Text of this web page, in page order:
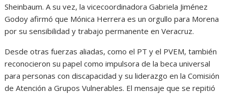
Sheinbaum. A su vez, la vicecoordinadora Gabriela Jiménez
Godoy afirmó que Mónica Herrera es un orgullo para Morena
por su sensibilidad y trabajo permanente en Veracruz.
Desde otras fuerzas aliadas, como el PT y el PVEM, también
reconocieron su papel como impulsora de la beca universal
para personas con discapacidad y su liderazgo en la Comisión
de Atención a Grupos Vulnerables. El mensaje que se repitió